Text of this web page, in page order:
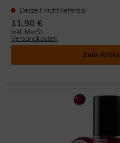
Derzeit nicht lieferbar
11,90 €
inkl. MwSt.
Versandkosten
Zum Artikel